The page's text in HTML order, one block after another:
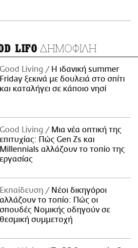
LIFO ΔΗΜΟΦΙΛΗ
Good Living
Η ιδανική summer
Friday ξεκινά με δουλειά στο σπίτι
και καταλήγει σε κάποιο νησί
Good Living
Μια νέα οπτική της
επιτυχίας: Πώς Gen Zs και
Millennials αλλάζουν το τοπίο της
εργασίας
Εκπαίδευση
Νέοι δικηγόροι
αλλάζουν το τοπίο: Πώς οι
σπουδές Νομικής οδηγούν σε
θεσμική συμμετοχή